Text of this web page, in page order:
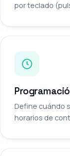
por teclado
Define cuándo
horarios de